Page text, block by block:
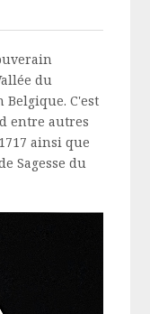
du
Belgique. C'est
entre autres
ainsi que
Sagesse du